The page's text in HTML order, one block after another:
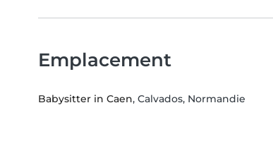
Emplacement
Babysitter in Caen, Calvados, Normandie